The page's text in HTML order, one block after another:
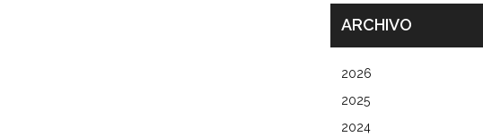
ARCHIVO
2026
2025
2024